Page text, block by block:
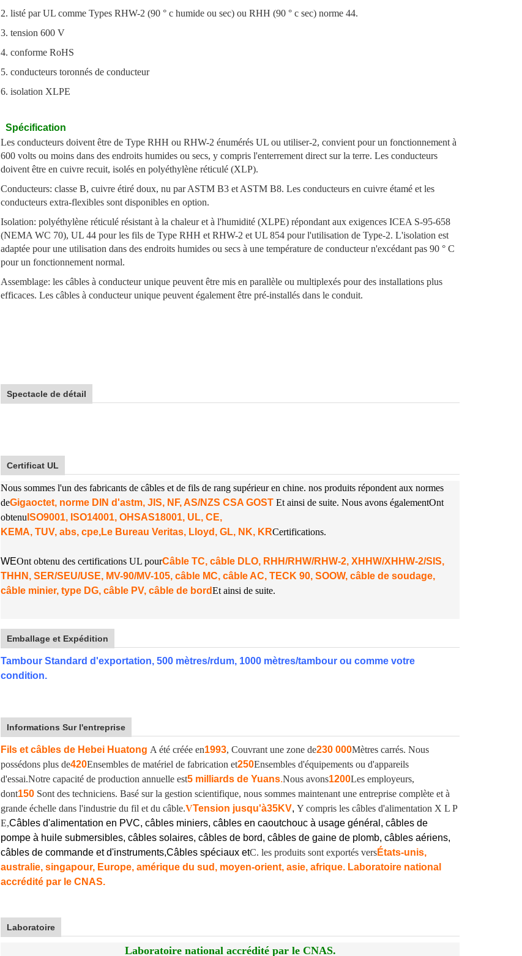
2. listé par UL comme Types RHW-2 (90 ° c humide ou sec) ou RHH (90 ° c sec) norme 44.
3. tension 600 V
4. conforme RoHS
5. conducteurs toronnés de conducteur
6. isolation XLPE
Spécification
Les conducteurs doivent être de Type RHH ou RHW-2 énumérés UL ou utiliser-2, convient pour un fonctionnement à
600 volts ou moins dans des endroits humides ou secs, y compris l'enterrement direct sur la terre. Les conducteurs
doivent être en cuivre recuit, isolés en polyéthylène réticulé (XLP).
Conducteurs: classe B, cuivre étiré doux, nu par ASTM B3 et ASTM B8. Les conducteurs en cuivre étamé et les
conducteurs extra-flexibles sont disponibles en option.
Isolation: polyéthylène réticulé résistant à la chaleur et à l'humidité (XLPE) répondant aux exigences ICEA S-95-658
(NEMA WC 70), UL 44 pour les fils de Type RHH et RHW-2 et UL 854 pour l'utilisation de Type-2. L'isolation est
adaptée pour une utilisation dans des endroits humides ou secs à une température de conducteur n'excédant pas 90 ° C
pour un fonctionnement normal.
Assemblage: les câbles à conducteur unique peuvent être mis en parallèle ou multiplexés pour des installations plus
efficaces. Les câbles à conducteur unique peuvent également être pré-installés dans le conduit.
Spectacle de détail
Certificat UL
Nous sommes l'un des fabricants de câbles et de fils de rang supérieur en chine. nos produits répondent aux normes
deGigaoctet, norme DIN d'astm, JIS, NF, AS/NZS CSA GOST Et ainsi de suite. Nous avons égalementOnt
obtenu ISO9001, ISO14001, OHSAS18001, UL, CE,
KEMA, TUV, abs, cpe,Le Bureau Veritas, Lloyd, GL, NK, KRCertifications.
WEOnt obtenu des certifications UL pourCâble TC, câble DLO, RHH/RHW/RHW-2, XHHW/XHHW-2/SIS,
THHN, SER/SEU/USE, MV-90/MV-105, câble MC, câble AC, TECK 90, SOOW, câble de soudage,
câble minier, type DG, câble PV, câble de bordEt ainsi de suite.
Emballage et Expédition
Tambour Standard d'exportation, 500 mètres/rdum, 1000 mètres/tambour ou comme votre
condition.
Informations Sur l'entreprise
Fils et câbles de Hebei Huatong A été créée en1993, Couvrant une zone de230 000Mètres carrés. Nous
possédons plus de420Ensembles de matériel de fabrication et250Ensembles d'équipements ou d'appareils
d'essai.Notre capacité de production annuelle est5 milliards de Yuans.Nous avons1200Les employeurs,
dont150 Sont des techniciens. Basé sur la gestion scientifique, nous sommes maintenant une entreprise complète et à
grande échelle dans l'industrie du fil et du câble.VTension jusqu'à35KV, Y compris les câbles d'alimentation X L P
E,Câbles d'alimentation en PVC, câbles miniers, câbles en caoutchouc à usage général, câbles de
pompe à huile submersibles, câbles solaires, câbles de bord, câbles de gaine de plomb, câbles aériens,
câbles de commande et d'instruments,Câbles spéciaux etC. les produits sont exportés versÉtats-unis,
australie, singapour, Europe, amérique du sud, moyen-orient, asie, afrique. Laboratoire national
accrédité par le CNAS.
Laboratoire
Laboratoire national accrédité par le CNAS.